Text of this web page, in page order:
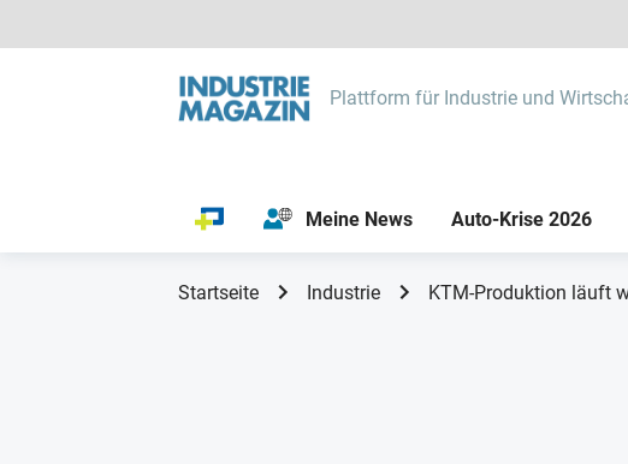
Plattform für Industrie und
Meine News Auto-Krise 2026
Startseite Industrie KTM-Produktion läuft